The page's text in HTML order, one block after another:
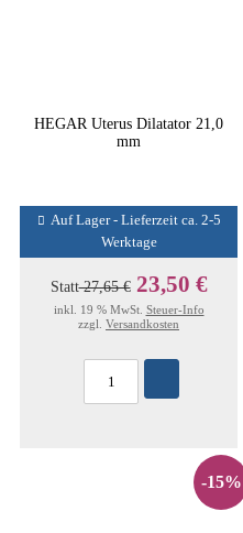
HEGAR Uterus Dilatator 21,0
mm
Auf Lager - Lieferzeit ca. 2-5
Werktage
Statt27,65 € 23,50 €
inkl. 19 % MwSt. Steuer-Info
zzgl. Versandkosten
-15%